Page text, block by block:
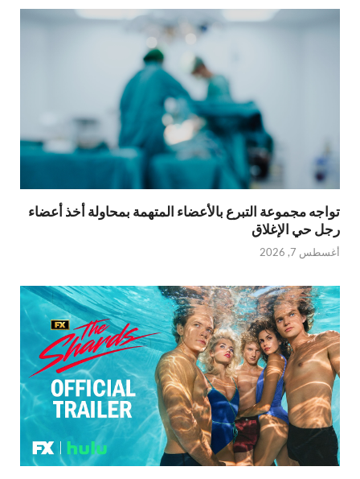
تواجه مجموعة التبرع بالأعضاء المتهمة بمحاولة أخذ أعضاء
رجل حي الإغلاق
أغسطس 7, 2026